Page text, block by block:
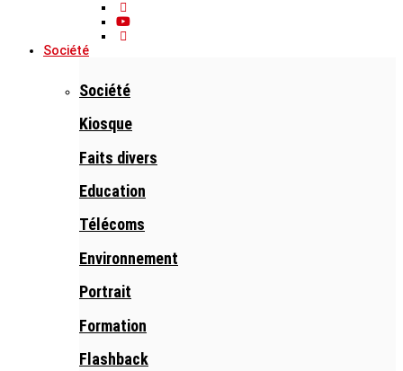
Société
Société
Kiosque
Faits divers
Education
Télécoms
Environnement
Portrait
Formation
Flashback